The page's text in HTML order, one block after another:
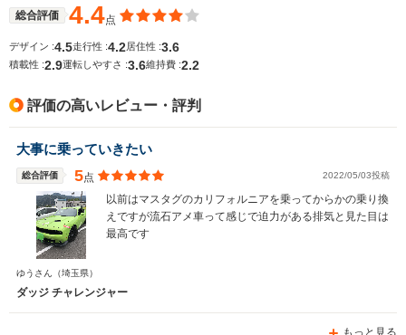
サイズ
WLTCモード
燃費
-m
-m
総合評価 4.4点
デザイン :4.5走行性 :4.2居住性 :3.6
積載性 :2.9運転しやすさ :3.6維持費 :2.2
評価の高いレビュー・評判
大事に乗っていきたい
総合評価 5点 2022/05/03投稿
以前はマスタグのカリフォルニアを乗ってからかの乗り換
えですが流石アメ車って感じで迫力がある排気と見た目は
最高です
ゆうさん （埼玉県）
ダッジ チャレンジャー
もっと見る